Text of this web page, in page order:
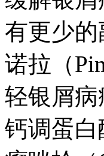
有更少的
诺拉（
轻银屑
钙调蛋